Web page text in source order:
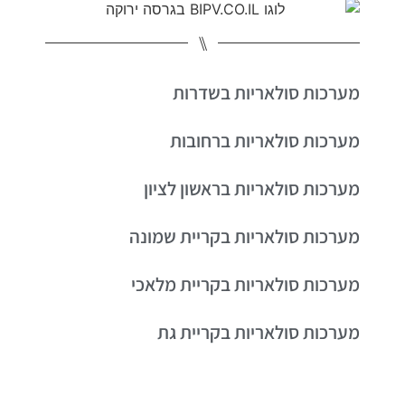
⑊
מערכות סולאריות בשדרות
מערכות סולאריות ברחובות
מערכות סולאריות בראשון לציון
מערכות סולאריות בקריית שמונה
מערכות סולאריות בקריית מלאכי
מערכות סולאריות בקריית גת